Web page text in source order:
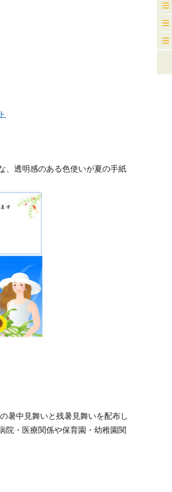
、透明感のある色使いが夏の手紙
暑中見舞いと残暑見舞いを配布し
院・医療関係や保育園・幼稚園関